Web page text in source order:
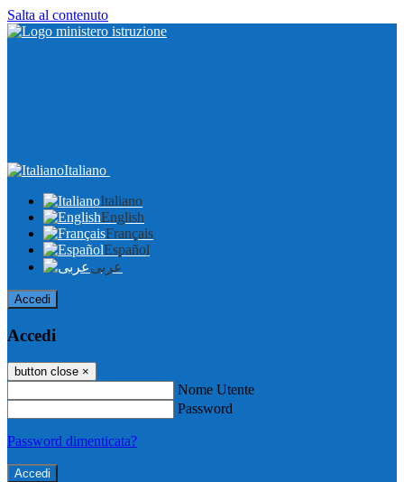
Salta al contenuto
Italiano
Italiano
English
Français
Español
عربى
Accedi
Accedi
button close ×
Nome Utente
Password
Password dimenticata?